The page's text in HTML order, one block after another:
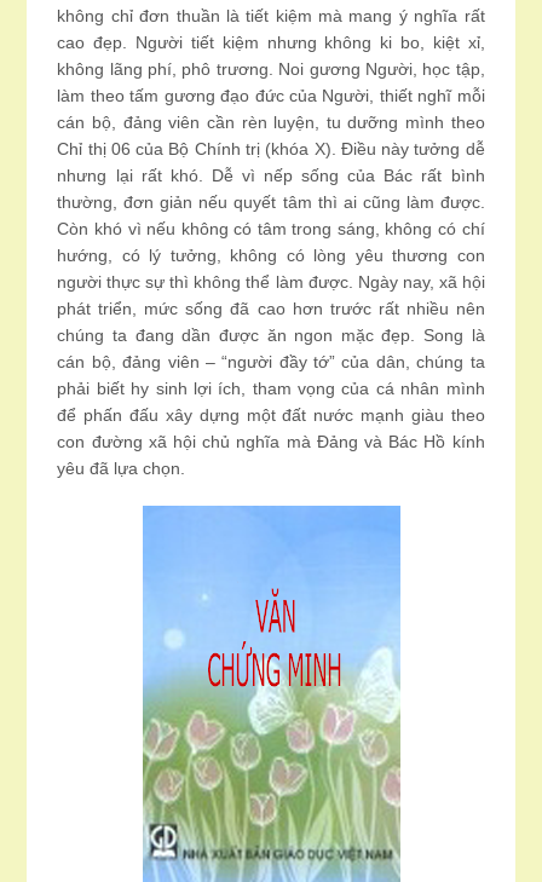
không chỉ đơn thuần là tiết kiệm mà mang ý nghĩa rất
cao đẹp. Người tiết kiệm nhưng không ki bo, kiệt xỉ,
không lãng phí, phô trương. Noi gương Người, học tập,
làm theo tấm gương đạo đức của Người, thiết nghĩ mỗi
cán bộ, đảng viên cần rèn luyện, tu dưỡng mình theo
Chỉ thị 06 của Bộ Chính trị (khóa X). Điều này tưởng dễ
nhưng lại rất khó. Dễ vì nếp sống của Bác rất bình
thường, đơn giản nếu quyết tâm thì ai cũng làm được.
Còn khó vì nếu không có tâm trong sáng, không có chí
hướng, có lý tưởng, không có lòng yêu thương con
người thực sự thì không thể làm được. Ngày nay, xã hội
phát triển, mức sống đã cao hơn trước rất nhiều nên
chúng ta đang dần được ăn ngon mặc đẹp. Song là
cán bộ, đảng viên – “người đầy tớ” của dân, chúng ta
phải biết hy sinh lợi ích, tham vọng của cá nhân mình
để phấn đấu xây dựng một đất nước mạnh giàu theo
con đường xã hội chủ nghĩa mà Đảng và Bác Hồ kính
yêu đã lựa chọn.